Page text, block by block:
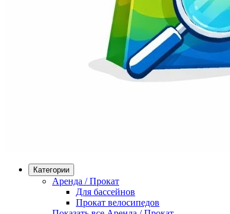
Категории
Аренда / Прокат
Для бассейнов
Прокат велосипедов